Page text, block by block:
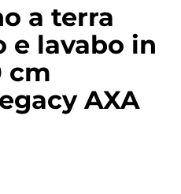
a terra
e lavabo in
cm
AXA